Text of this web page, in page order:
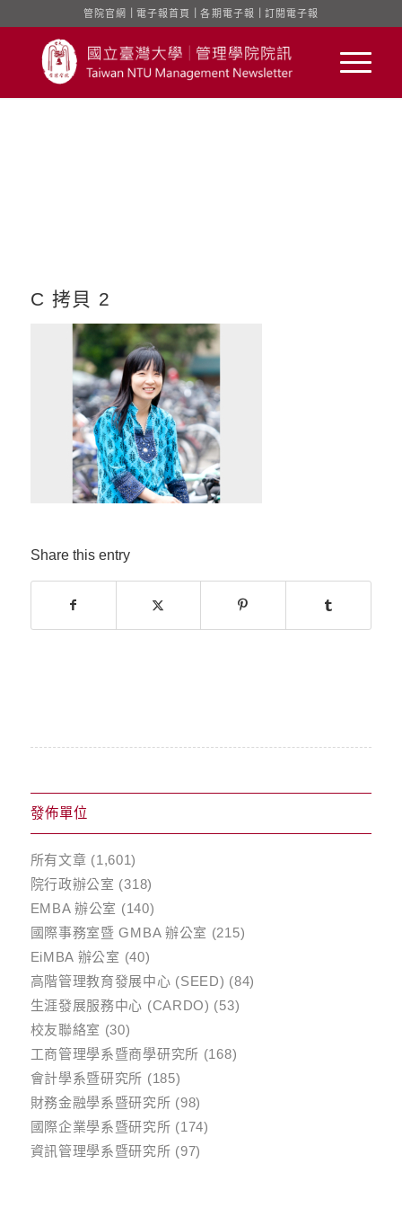
管院官網 電子報首頁 ｜各期電子報 訂閱電子報
C 拷貝 2
Share this entry
發佈單位
所有文章 (1,601)
院行政辦公室 (318)
EMBA 辦公室 (140)
國際事務室暨 GMBA 辦公室 (215)
EiMBA 辦公室 (40)
高階管理教育發展中心 (SEED) (84)
生涯發展服務中心 (CARDO) (53)
校友聯絡室 (30)
工商管理學系暨商學研究所 (168)
會計學系暨研究所 (185)
財務金融學系暨研究所 (98)
國際企業學系暨研究所 (174)
資訊管理學系暨研究所 (97)